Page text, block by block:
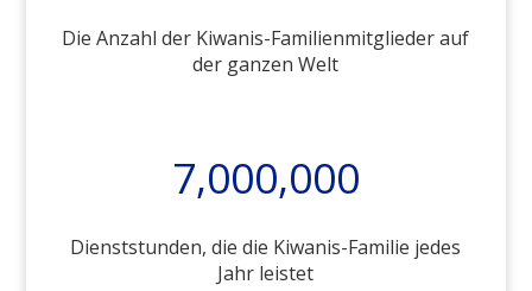
Die Anzahl der Kiwanis-Familienmitglieder auf
der ganzen Welt
7,000,000
Dienststunden, die die Kiwanis-Familie jedes
Jahr leistet